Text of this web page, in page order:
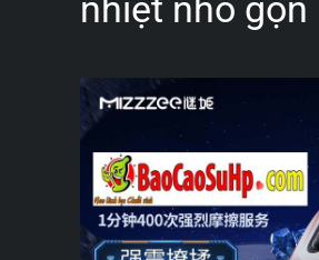
nhiệt nhỏ gọn